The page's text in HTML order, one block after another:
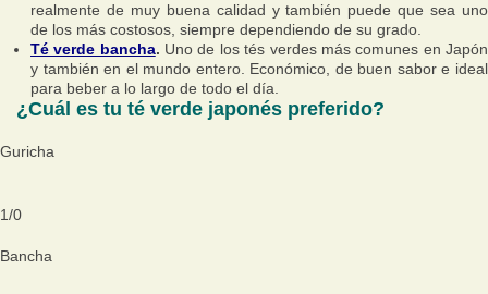
realmente de muy buena calidad y también puede que sea uno
de los más costosos, siempre dependiendo de su grado.
Té verde bancha. Uno de los tés verdes más comunes en Japón
y también en el mundo entero. Económico, de buen sabor e ideal
para beber a lo largo de todo el día.
¿Cuál es tu té verde japonés preferido?
Guricha
1/0
Bancha